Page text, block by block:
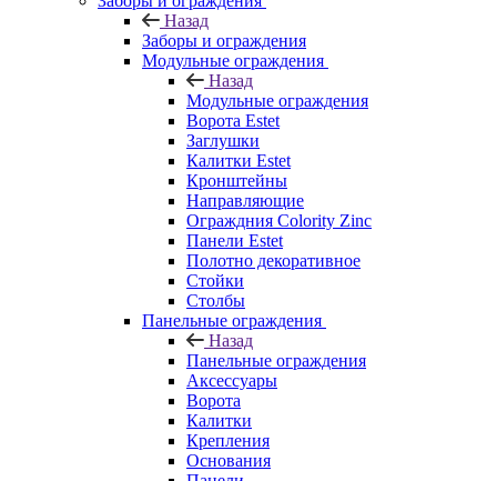
Назад
Заборы и ограждения
Модульные ограждения
Назад
Модульные ограждения
Ворота Estet
Заглушки
Калитки Estet
Кронштейны
Направляющие
Ограждния Colority Zinc
Панели Estet
Полотно декоративное
Стойки
Столбы
Панельные ограждения
Назад
Панельные ограждения
Аксессуары
Ворота
Калитки
Крепления
Основания